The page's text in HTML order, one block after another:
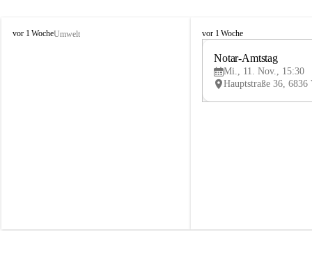
V
vor 1 WocheUmwelt
V
vor 1 Woche
Notar-Amtstag
Mi., 11. Nov., 15:30